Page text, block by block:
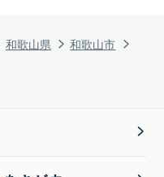
和歌山県
和歌山市